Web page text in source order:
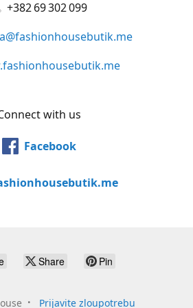
+382 69 302 099
with us
Facebook
Share Pin
Prijavite zloupotrebu